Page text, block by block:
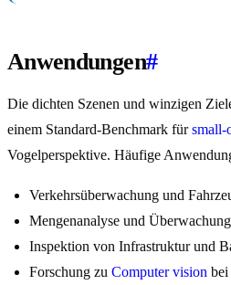
Anwendungen#
Die dichten Szenen und winzigen
einem Standard-Benchmark fürsmall-
Vogelperspektive. Häufige
Verkehrsüberwachung und
Mengenanalyse und
Inspektion von Infrastruktur und
Forschung zu Computer vision